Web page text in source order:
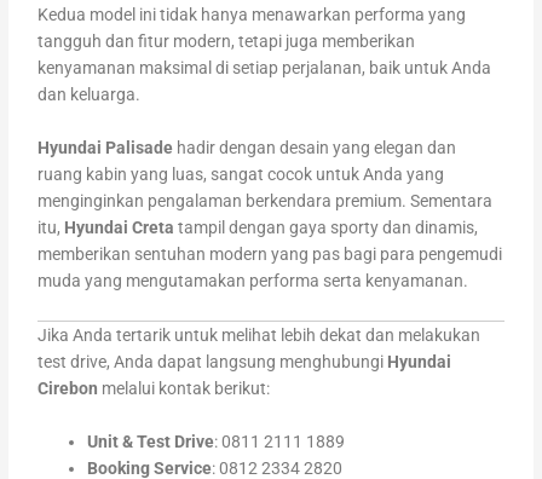
Kedua model ini tidak hanya menawarkan performa yang
tangguh dan fitur modern, tetapi juga memberikan
kenyamanan maksimal di setiap perjalanan, baik untuk Anda
dan keluarga.
Hyundai Palisade hadir dengan desain yang elegan dan
ruang kabin yang luas, sangat cocok untuk Anda yang
menginginkan pengalaman berkendara premium. Sementara
itu, Hyundai Creta tampil dengan gaya sporty dan dinamis,
memberikan sentuhan modern yang pas bagi para pengemudi
muda yang mengutamakan performa serta kenyamanan.
Jika Anda tertarik untuk melihat lebih dekat dan melakukan
test drive, Anda dapat langsung menghubungi Hyundai
Cirebon melalui kontak berikut:
Unit & Test Drive: 0811 2111 1889
Booking Service: 0812 2334 2820